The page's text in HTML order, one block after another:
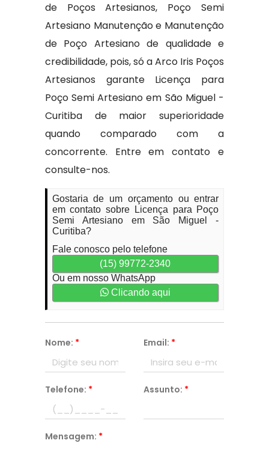
de Poços Artesianos, Poço Semi
Artesiano Manutenção e Manutenção
de Poço Artesiano de qualidade e
credibilidade, pois, só a Arco Iris Poços
Artesianos garante Licença para
Poço Semi Artesiano em São Miguel -
Curitiba de maior superioridade
quando comparado com a
concorrente. Entre em contato e
consulte-nos.
Gostaria de um orçamento ou entrar
em contato sobre Licença para Poço
Semi Artesiano em São Miguel -
Curitiba?
Fale conosco pelo telefone
(15) 99772-2340
Ou em nosso WhatsApp
Clicando aqui
Nome: * Email: *
Telefone: * Assunto: *
Mensagem: *